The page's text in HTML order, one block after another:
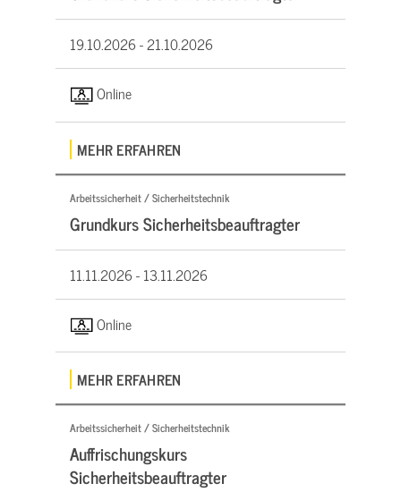
19.10.2026 -21.10.2026
Online
MEHR ERFAHREN
Arbeitssicherheit / Sicherheitstechnik
Grundkurs Sicherheitsbeauftragter
11.11.2026 -13.11.2026
Online
MEHR ERFAHREN
Arbeitssicherheit / Sicherheitstechnik
Auffrischungskurs
Sicherheitsbeauftragter